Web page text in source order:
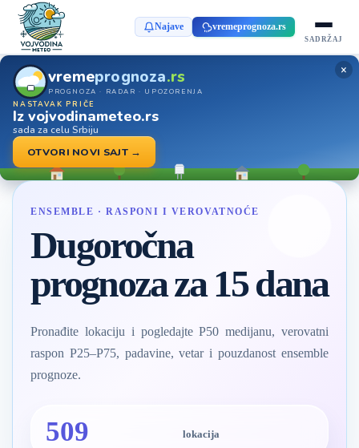
Najave vremeprognoza.rs
SADRŽAJ
vremeprognoza.rs
PROGNOZA · RADAR · UPOZORENJA
NASTAVAK PRIČE
Iz vojvodinameteo.rs
sada za celu Srbiju
OTVORI NOVI SAJT →
×
ENSEMBLE · RASPONI I VEROVATNOĆE
Dugoročna
prognoza za 15 dana
Pronađite lokaciju i pogledajte P50 medijanu, verovatni
raspon P25–P75, padavine, vetar i pouzdanost ensemble
prognoze.
509 lokacija